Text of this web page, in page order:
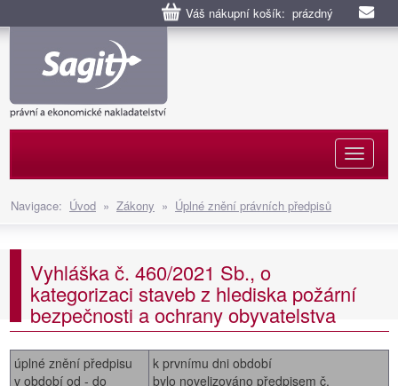
Váš nákupní košík: prázdný
Navigace: Úvod » Zákony » Úplné znění právních předpisů
Vyhláška č. 460/2021 Sb., o
kategorizaci staveb z hlediska požární
bezpečnosti a ochrany obyvatelstva
úplné znění předpisu
v období od - do
k prvnímu dni období
bylo novelizováno předpisem č.